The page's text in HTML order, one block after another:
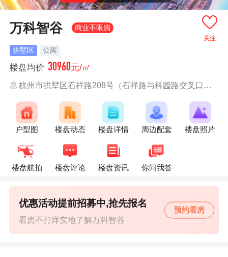
关注
万科智谷 商业不限购
拱墅区 公寓
楼盘均价 30960元/㎡
杭州市拱墅区石祥路208号（石祥路与科园路交叉口向西300米）
户型图 楼盘动态 楼盘详情 周边配套 楼盘照片
楼盘航拍 楼盘评论 楼盘资讯 你问我答
看房不打烊实地了解万科智谷
优惠活动提前招募中,抢先报名
预约看房